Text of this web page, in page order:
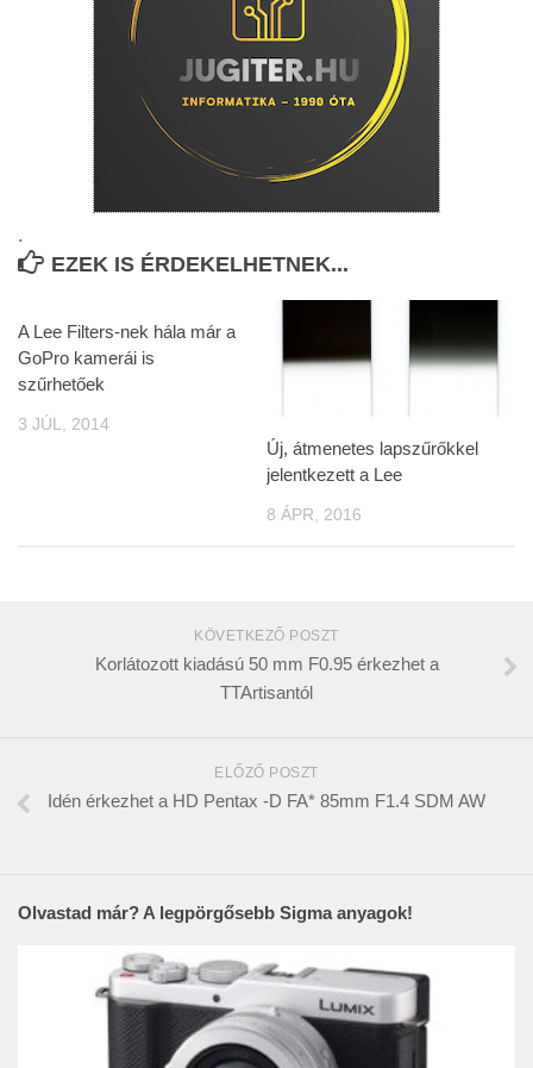
.
EZEK IS ÉRDEKELHETNEK...
A Lee Filters-nek hála már a
GoPro kamerái is
szűrhetőek
3 JÚL, 2014
Új, átmenetes lapszűrőkkel
jelentkezett a Lee
8 ÁPR, 2016
KÖVETKEZŐ POSZT
Korlátozott kiadású 50 mm F0.95 érkezhet a
TTArtisantól
ELŐZŐ POSZT
Idén érkezhet a HD Pentax -D FA* 85mm F1.4 SDM AW
Olvastad már? A legpörgősebb Sigma anyagok!